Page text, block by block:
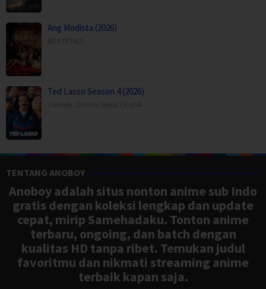
Ang Modista (2026)
Ted Lasso Season 4 (2026)
TENTANG ANOBOY
Anoboy adalah situs nonton anime sub Indo
gratis dengan koleksi lengkap dan update
cepat, mirip Samehadaku. Tonton anime
terbaru, ongoing, dan batch dengan
kualitas HD tanpa ribet. Temukan judul
favoritmu dan nikmati streaming anime
terbaik kapan saja.